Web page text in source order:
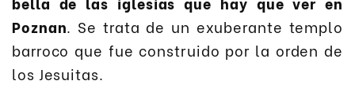
Poznan. Se trata de un exuberante templo
barroco que fue construido por la orden de
los Jesuitas.